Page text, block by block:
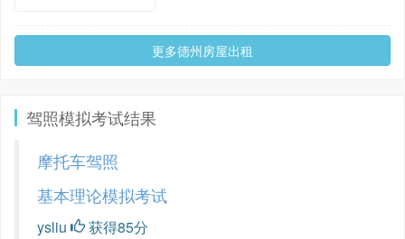
更多德州房屋出租
驾照模拟考试结果
摩托车驾照
基本理论模拟考试
ysliu 获得85分